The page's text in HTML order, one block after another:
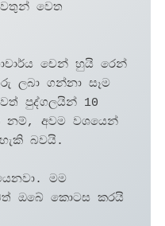
වෙත
චෙන් හුයි රෙන්
ලබා ගන්නා සෑම
පුද්ගලයින් 10
නම්, අවම වශයෙන්
බවයි.
මම
ඔබේ කොටස කරයි